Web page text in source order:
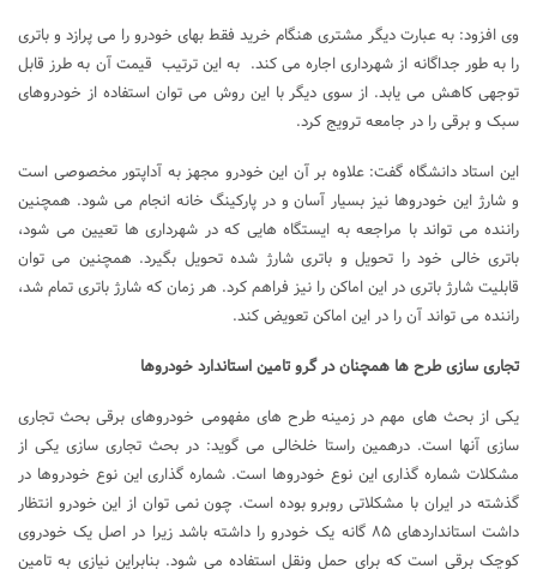
وی افزود: به عبارت دیگر مشتری هنگام خرید فقط بهای خودرو را می پرازد و باتری
را به طور جداگانه از شهرداری اجاره می کند. به این ترتیب قیمت آن به طرز قابل
توجهی کاهش می یابد. از سوی دیگر با این روش می توان استفاده از خودروهای
سبک و برقی را در جامعه ترویج کرد.
این استاد دانشگاه گفت: علاوه بر آن این خودرو مجهز به آداپتور مخصوصی است
و شارژ این خودروها نیز بسیار آسان و در پارکینگ خانه انجام می شود. همچنین
راننده می تواند با مراجعه به ایستگاه هایی که در شهرداری ها تعیین می شود،
باتری خالی خود را تحویل و باتری شارژ شده تحویل بگیرد. همچنین می توان
قابلیت شارژ باتری در این اماکن را نیز فراهم کرد. هر زمان که شارژ باتری تمام شد،
راننده می تواند آن را در این اماکن تعویض کند.
تجاری سازی طرح ها همچنان در گرو تامین استاندارد خودروها
یکی از بحث های مهم در زمینه طرح های مفهومی خودروهای برقی بحث تجاری
سازی آنها است. درهمین راستا خلخالی می گوید: در بحث تجاری سازی یکی از
مشکلات شماره گذاری این نوع خودروها است. شماره گذاری این نوع خودروها در
گذشته در ایران با مشکلاتی روبرو بوده است. چون نمی توان از این خودرو انتظار
داشت استانداردهای ۸۵ گانه یک خودرو را داشته باشد زیرا در اصل یک خودروی
کوچک برقی است که برای حمل ونقل استفاده می شود. بنابراین نیازی به تامین